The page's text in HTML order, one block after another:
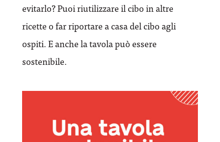
evitarlo? Puoi riutilizzare il cibo in altre
ricette o far riportare a casa del cibo agli
ospiti. E anche la tavola può essere
sostenibile.